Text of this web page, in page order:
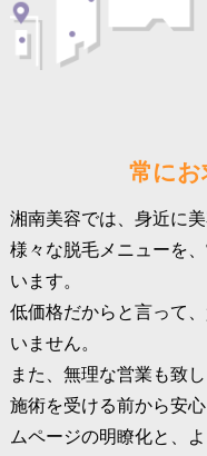
常に
湘南美容では、身近に
様々な脱毛メニューを
います。
低価格だからと言って
いません。
また、無理な営業も致し
施術を受ける前から安
ムページの明瞭化と、